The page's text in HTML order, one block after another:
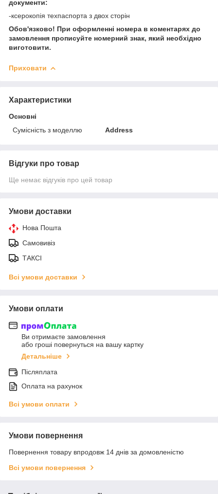
документи:
-ксерокопія техпаспорта з двох сторін
Обов'язково! При оформленні номера в коментарях до
замовлення прописуйте номерний знак, який необхідно
виготовити.
Приховати
Характеристики
Основні
Сумісність з моделлю
Address
Відгуки про товар
Ще немає відгуків про цей товар
Умови доставки
Нова Пошта
Самовивіз
ТАКСІ
Всі умови доставки
Умови оплати
Ви отримаєте замовлення
або гроші повернуться на вашу картку
Детальніше
Післяплата
Оплата на рахунок
Всі умови оплати
Умови повернення
Повернення товару впродовж 14 днів за домовленістю
Всі умови повернення